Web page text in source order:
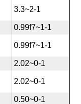
3.3~2-1
0.99f7~1-1
0.99f7~1-1
2.02~0-1
2.02~0-1
0.50~0-1